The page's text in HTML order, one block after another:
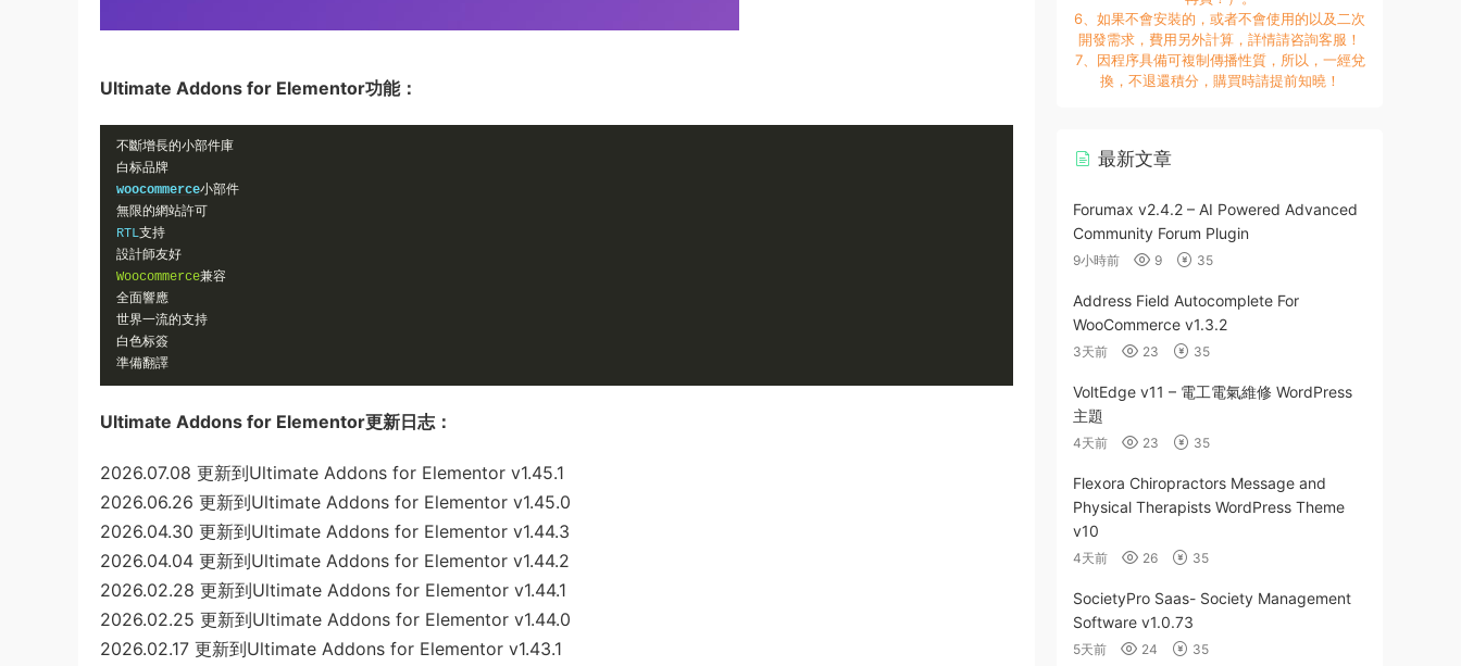
Ultimate Addons for Elementor功能：
不斷增長的小部件庫
白标品牌
woocommerce小部件
無限的網站許可
RTL支持
設計師友好
Woocommerce兼容
全面響應
世界一流的支持
白色标簽
準備翻譯
Ultimate Addons for Elementor更新日志：
2026.07.08 更新到Ultimate Addons for Elementor v1.45.1
2026.06.26 更新到Ultimate Addons for Elementor v1.45.0
2026.04.30 更新到Ultimate Addons for Elementor v1.44.3
2026.04.04 更新到Ultimate Addons for Elementor v1.44.2
2026.02.28 更新到Ultimate Addons for Elementor v1.44.1
2026.02.25 更新到Ultimate Addons for Elementor v1.44.0
2026.02.17 更新到Ultimate Addons for Elementor v1.43.1
6、如果不會安裝的，或者不會使用的以及二次
開發需求，費用另外計算，詳情請咨詢客服！
7、因程序具備可複制傳播性質，所以，一經兌
換，不退還積分，購買時請提前知曉！
最新文章
Forumax v2.4.2 – AI Powered Advanced
Community Forum Plugin
9小時前 9 35
Address Field Autocomplete For
WooCommerce v1.3.2
3天前 23 35
VoltEdge v11 – 電工電氣維修 WordPress
主題
4天前 23 35
Flexora Chiropractors Message and
Physical Therapists WordPress Theme
v10
4天前 26 35
SocietyPro Saas- Society Management
Software v1.0.73
5天前 24 35